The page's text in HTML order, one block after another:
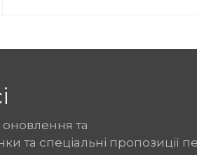
оновлення та
та спеціальні пропозиції